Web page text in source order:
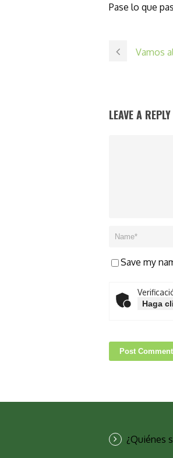
Pase lo que
Vamos
LEAVE A REPLY
Save my
Haga
¿Quiénes